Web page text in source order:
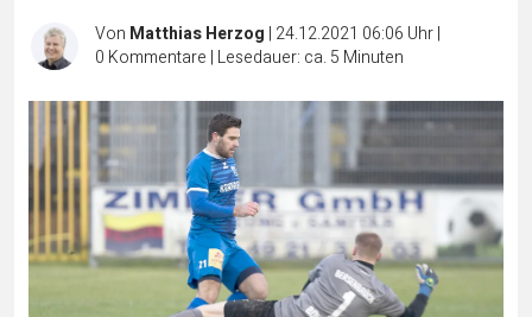
Von Matthias Herzog | 24.12.2021 06:06 Uhr|
0 Kommentare | Lesedauer: ca. 5 Minuten